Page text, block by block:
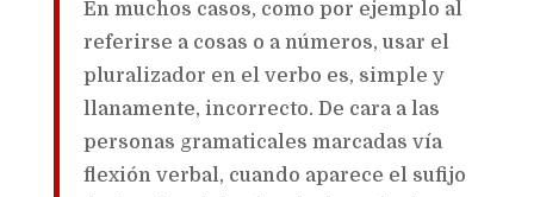
En muchos casos, como por ejemplo al
referirse a cosas o a números, usar el
pluralizador en el verbo es, simple y
llanamente, incorrecto. De cara a las
personas gramaticales marcadas vía
flexión verbal, cuando aparece el sufijo